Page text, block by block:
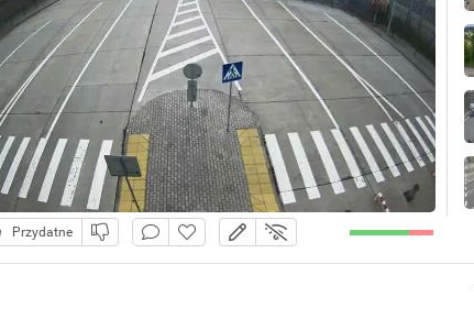
Przydatne